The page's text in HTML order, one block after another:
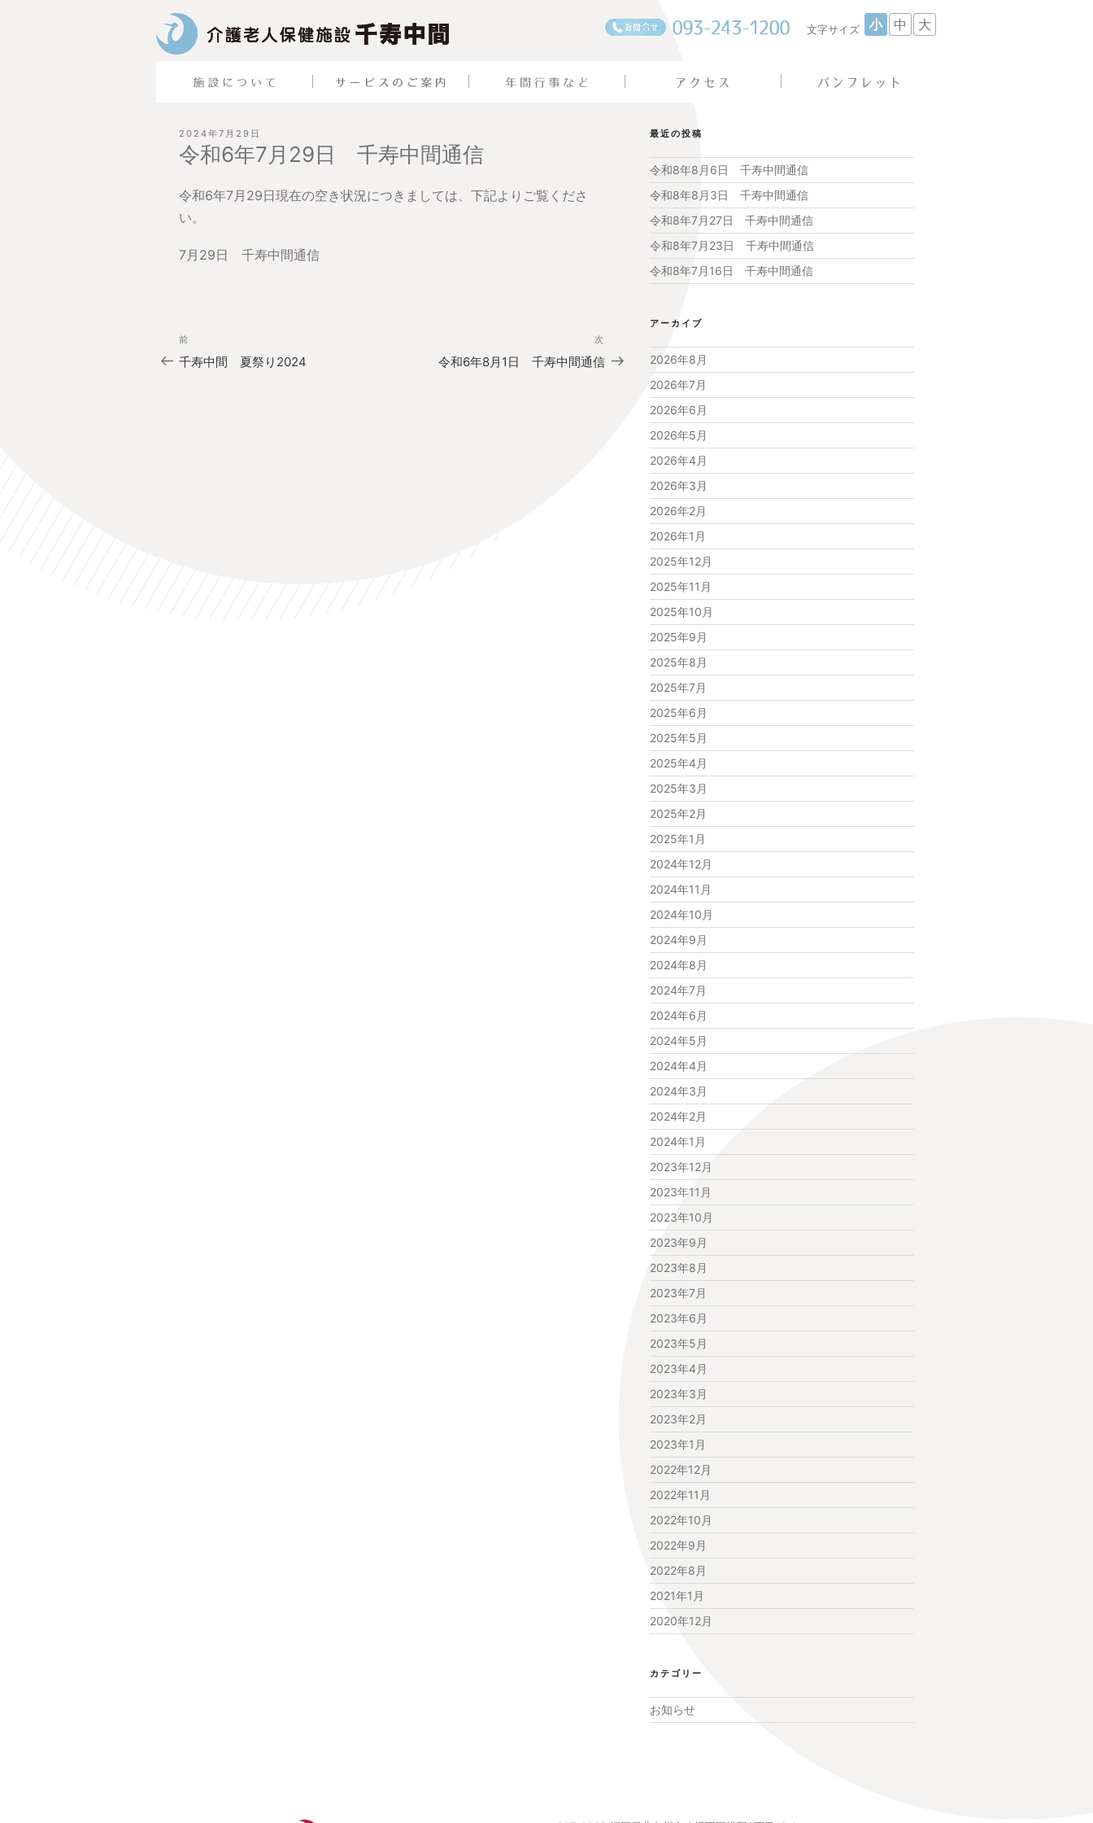
文字サイズ 小 中 大
投
稿
日:
2024年7月29日
令和6年7月29日 千寿中間通信
令和6年7月29日現在の空き状況につきましては、下記よりご覧くださ
い。
7月29日 千寿中間通信
稿
ナ
過
去
の
前
千寿中間 夏祭り2024
の
次
令和6年8月1日 千寿中間通信
最近の投稿
令和8年8月6日 千寿中間通信
令和8年8月3日 千寿中間通信
令和8年7月27日 千寿中間通信
令和8年7月23日 千寿中間通信
令和8年7月16日 千寿中間通信
アーカイブ
2026年8月
2026年7月
2026年6月
2026年5月
2026年4月
2026年3月
2026年2月
2026年1月
2025年12月
2025年11月
2025年10月
2025年9月
2025年8月
2025年7月
2025年6月
2025年5月
2025年4月
2025年3月
2025年2月
2025年1月
2024年12月
2024年11月
2024年10月
2024年9月
2024年8月
2024年7月
2024年6月
2024年5月
2024年4月
2024年3月
2024年2月
2024年1月
2023年12月
2023年11月
2023年10月
2023年9月
2023年8月
2023年7月
2023年6月
2023年5月
2023年4月
2023年3月
2023年2月
2023年1月
2022年12月
2022年11月
2022年10月
2022年9月
2022年8月
2021年1月
2020年12月
カテゴリー
お知らせ